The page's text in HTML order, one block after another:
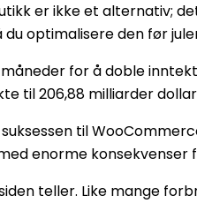
er ikke et alternativ;
optimalisere den før
for å doble
til 206,88 milliarder dollar
til
enorme konsekvenser
teller. Like mange